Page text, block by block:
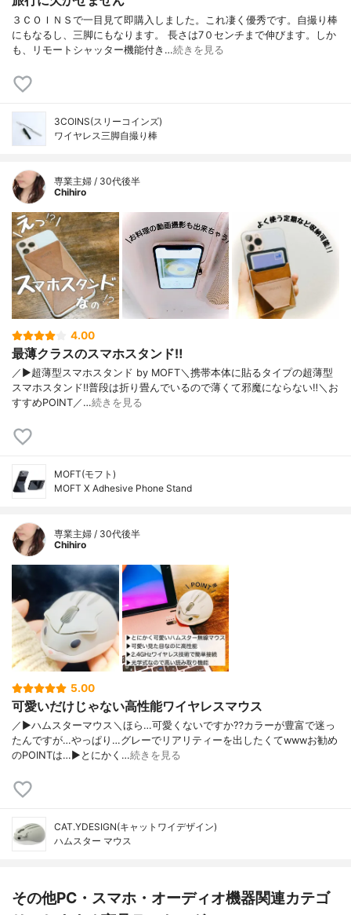
３ＣＯＩＮＳで一目見て即購入しました。これ凄く優秀です。自撮り棒
にもなるし、三脚にもなります。 長さは7０センチまで伸びます。しか
も、リモートシャッター機能付き…続きを見る
3COINS(スリーコインズ)
ワイヤレス三脚自撮り棒
専業主婦 / 30代後半
Chihiro
4.00
最薄クラスのスマホスタンド‼︎
／▶︎超薄型スマホスタンド by MOFT＼携帯本体に貼るタイプの超薄型
スマホスタンド‼︎普段は折り畳んでいるので薄くて邪魔にならない‼︎＼お
すすめPOINT／…続きを見る
MOFT(モフト)
MOFT X Adhesive Phone Stand
専業主婦 / 30代後半
Chihiro
5.00
可愛いだけじゃない高性能ワイヤレスマウス
／▶︎ハムスターマウス＼ほら…可愛くないですか⁇カラーが豊富で迷っ
たんですが…やっぱり…グレーでリアリティーを出したくてwwwお勧め
のPOINTは…▶︎とにかく…続きを見る
CAT.YDESIGN(キャットワイデザイン)
ハムスター マウス
その他PC・スマホ・オーディオ機器関連カテゴ